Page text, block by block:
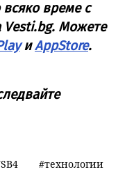
време с
Vesti.bg. Можете
и AppStore.
технологии